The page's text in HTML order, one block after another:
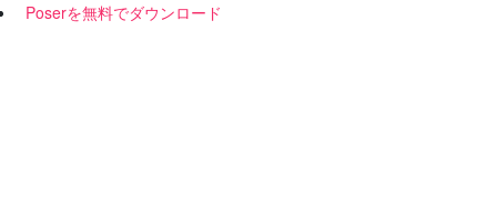
Poserを無料でダウンロード